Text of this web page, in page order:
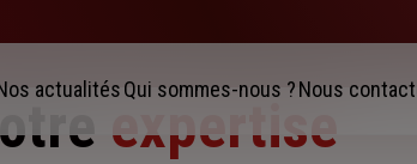
actualitésQui sommes-nous ?Nous
expertise